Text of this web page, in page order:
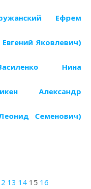
Ефрем
Яковлевич)
Нина
Александр
Семенович)
13 14 15 16